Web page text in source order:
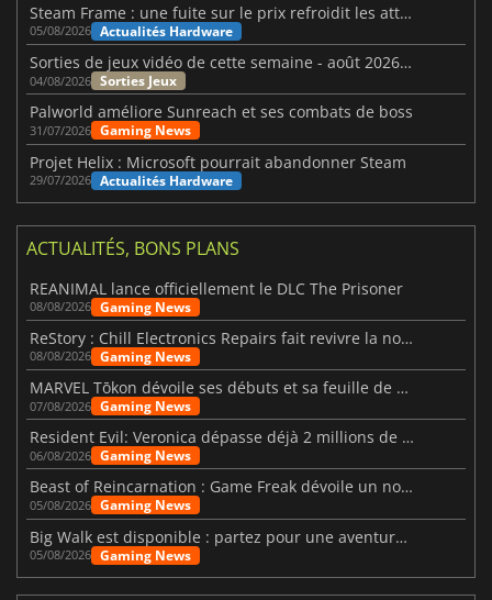
Steam Frame : une fuite sur le prix refroidit les attentes VR
05/08/2026 Actualités Hardware
Sorties de jeux vidéo de cette semaine - août 2026 (semaine 32)
04/08/2026 Sorties Jeux
Palworld améliore Sunreach et ses combats de boss
31/07/2026 Gaming News
Projet Helix : Microsoft pourrait abandonner Steam
29/07/2026 Actualités Hardware
ACTUALITÉS, BONS PLANS
REANIMAL lance officiellement le DLC The Prisoner
08/08/2026 Gaming News
ReStory : Chill Electronics Repairs fait revivre la nostalgie des années 2000
08/08/2026 Gaming News
MARVEL Tōkon dévoile ses débuts et sa feuille de route
07/08/2026 Gaming News
Resident Evil: Veronica dépasse déjà 2 millions de wishlists
06/08/2026 Gaming News
Beast of Reincarnation : Game Freak dévoile un nouveau pari
05/08/2026 Gaming News
Big Walk est disponible : partez pour une aventure entre amis
05/08/2026 Gaming News